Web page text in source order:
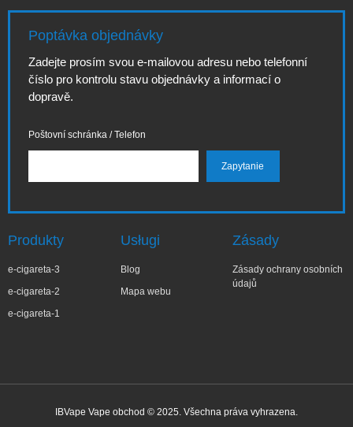
Poptávka objednávky
Zadejte prosím svou e-mailovou adresu nebo telefonní
číslo pro kontrolu stavu objednávky a informací o
dopravě.
Poštovní schránka / Telefon
Produkty
e-cigareta-3
e-cigareta-2
e-cigareta-1
Usługi
Blog
Mapa webu
Zásady
Zásady ochrany osobních
údajů
IBVape Vape obchod © 2025. Všechna práva vyhrazena.
✕
Małg***ta